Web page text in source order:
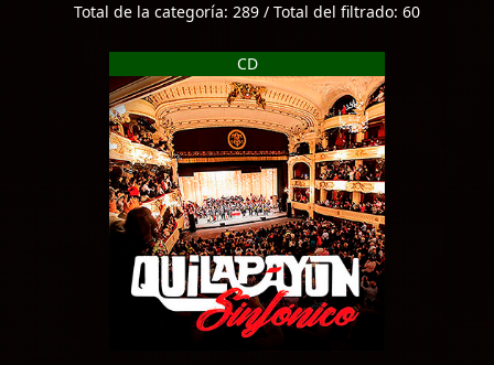
Total de la categoría: 289 / Total del filtrado: 60
CD